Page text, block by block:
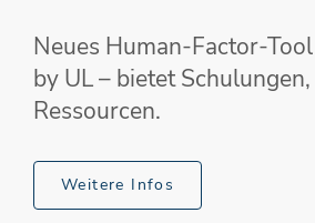
Neues Human-Factor-
by UL – bietet
Ressourcen.
Weitere Infos